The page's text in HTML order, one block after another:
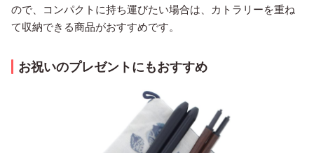
ので、コンパクトに持ち運びたい場合は、カトラリーを重ね
て収納できる商品がおすすめです。
お祝いのプレゼントにもおすすめ